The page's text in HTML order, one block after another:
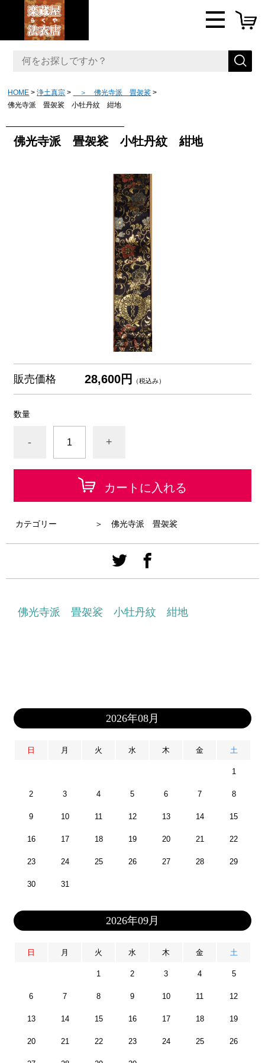
HOME 浄土真宗
＞ 佛光寺派 畳袈裟
佛光寺派 畳袈裟 小牡丹紋 紺地
佛光寺派 畳袈裟 小牡丹紋 紺地
販売価格 28,600円 （税込み）
数量
- +
カートに入れる
カテゴリー ＞ 佛光寺派 畳袈裟
佛光寺派 畳袈裟 小牡丹紋 紺地
2026年08月
日 月 火 水 木 金 土
1
2 3 4 5 6 7 8
9 10 11 12 13 14 15
16 17 18 19 20 21 22
23 24 25 26 27 28 29
30 31
2026年09月
日 月 火 水 木 金 土
1 2 3 4 5
6 7 8 9 10 11 12
13 14 15 16 17 18 19
20 21 22 23 24 25 26